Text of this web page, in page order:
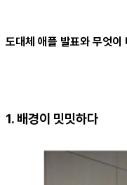
도대체 애플 발표와 무엇
1. 배경이 밋밋하다